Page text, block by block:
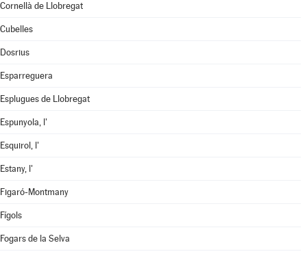
Cornellà de Llobregat
Cubelles
Dosrius
Esparreguera
Esplugues de Llobregat
Espunyola, l'
Esquirol, l'
Estany, l'
Figaró-Montmany
Fígols
Fogars de la Selva